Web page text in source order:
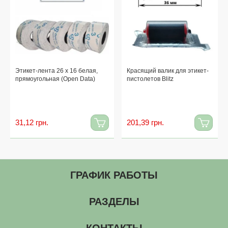
Этикет-лента 26 х 16 белая,
прямоугольная (Open Data)
31,12 грн.
Красящий валик для этикет-
пистолетов Blitz
201,39 грн.
ГРАФИК РАБОТЫ
РАЗДЕЛЫ